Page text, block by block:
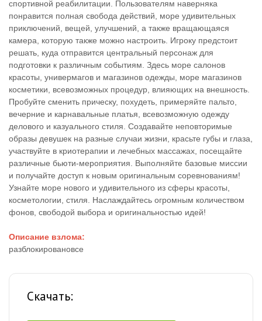
спортивной реабилитации. Пользователям наверняка
понравится полная свобода действий, море удивительных
приключений, вещей, улучшений, а также вращающаяся
камера, которую также можно настроить. Игроку предстоит
решать, куда отправится центральный персонаж для
подготовки к различным событиям. Здесь море салонов
красоты, универмагов и магазинов одежды, море магазинов
косметики, всевозможных процедур, влияющих на внешность.
Пробуйте сменить прическу, похудеть, примеряйте пальто,
вечерние и карнавальные платья, всевозможную одежду
делового и казуального стиля. Создавайте неповторимые
образы девушек на разные случаи жизни, красьте губы и глаза,
участвуйте в криотерапии и лечебных массажах, посещайте
различные бьюти-мероприятия. Выполняйте базовые миссии
и получайте доступ к новым оригинальным соревнованиям!
Узнайте море нового и удивительного из сферы красоты,
косметологии, стиля. Наслаждайтесь огромным количеством
фонов, свободой выбора и оригинальностью идей!
Описание взлома:
разблокировановсе
Скачать: